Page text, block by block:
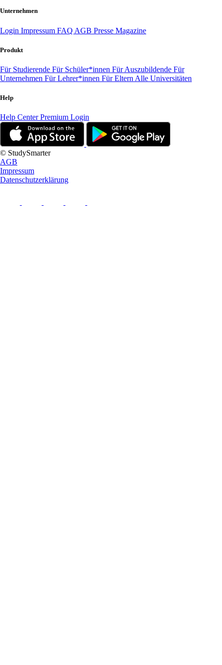
Unternehmen
Login Impressum FAQ AGB Presse Magazine
Produkt
Für Studierende Für Schüler*innen Für Auszubildende Für
Unternehmen Für Lehrer*innen Für Eltern Alle Universitäten
Help
Help CenterPremium Login
© StudySmarter
AGB
Impressum
Datenschutzerklärung